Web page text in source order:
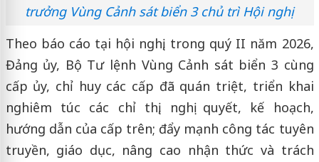
trưởng Vùng Cảnh sát biển 3 chủ trì Hội nghị
Theo báo cáo tại hội nghị, trong quý II năm 2026,
Đảng ủy, Bộ Tư lệnh Vùng Cảnh sát biển 3 cùng
cấp ủy, chỉ huy các cấp đã quán triệt, triển khai
nghiêm túc các chỉ thị, nghị quyết, kế hoạch,
hướng dẫn của cấp trên; đẩy mạnh công tác tuyên
truyền, giáo dục, nâng cao nhận thức và trách